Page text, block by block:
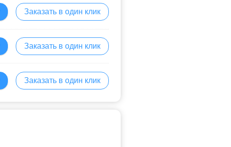
Заказать в один клик
Заказать в один клик
Заказать в один клик